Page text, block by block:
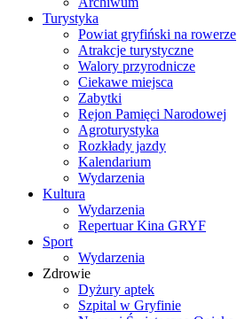
Turystyka
Powiat gryfiński na rowerze
Atrakcje turystyczne
Walory przyrodnicze
Ciekawe miejsca
Zabytki
Rejon Pamięci Narodowej
Agroturystyka
Rozkłady jazdy
Kalendarium
Wydarzenia
Kultura
Wydarzenia
Repertuar Kina GRYF
Sport
Wydarzenia
Zdrowie
Dyżury aptek
Szpital w Gryfinie